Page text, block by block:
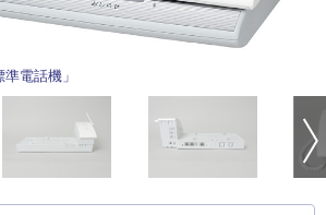
電話機」